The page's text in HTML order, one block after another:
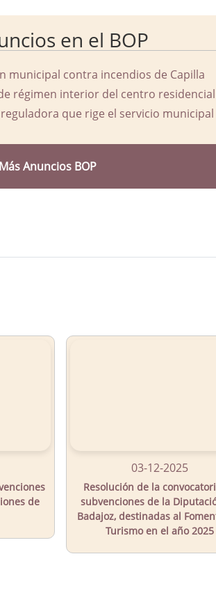
en el BOP
municipal contra incendios de Capilla
régimen interior del centro
que rige el servicio
Más Anuncios BOP
de
03-12-2025
Resolución de la
subvenciones de la
Badajoz, destinadas al
Turismo en el año 2025